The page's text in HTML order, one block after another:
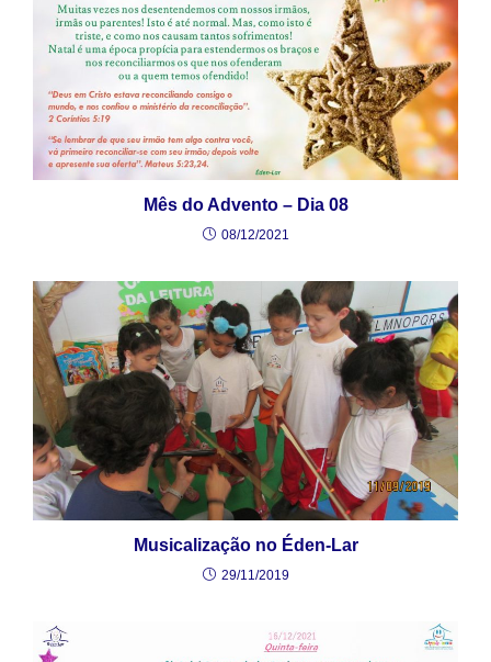
Mês do Advento – Dia 08
08/12/2021
Musicalização no Éden-Lar
29/11/2019